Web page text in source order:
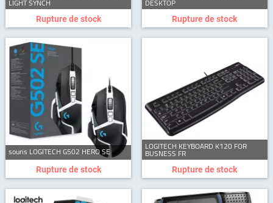
LIGHT SYNCH
Rupture de stock
DESKTOP
Rupture de stock
souris LOGITECH G502 HERO SE
Rupture de stock
LOGITECH KEYBOARD K120 FOR
BUSNESS FR
Rupture de stock